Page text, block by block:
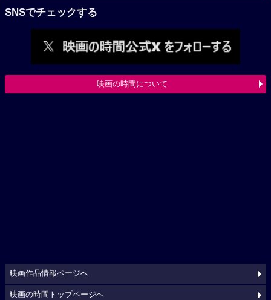
SNSでチェックする
映画の時間について
映画作品情報ページへ
映画の時間トップページへ